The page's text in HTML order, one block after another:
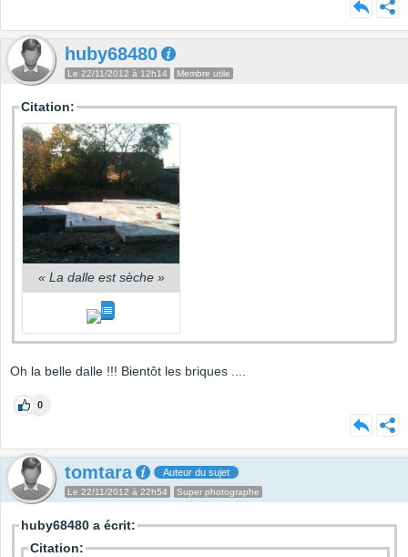
huby68480
Le 22/11/2012 à 12h14 Membre utile
Citation:
« La dalle est sèche»
Oh la belle dalle !!! Bientôt les briques ....
0
tomtara Auteur du sujet
Le 22/11/2012 à 22h54 Super photographe
huby68480 a écrit:
Citation: